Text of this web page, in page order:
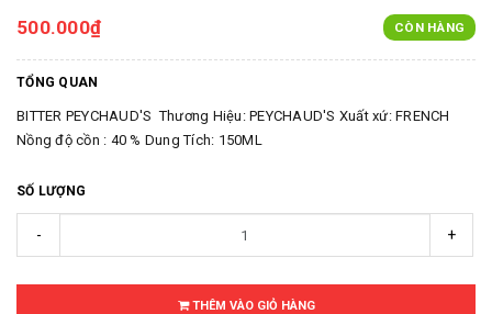
500.000₫ CÒN HÀNG
TỔNG QUAN
BITTER PEYCHAUD'S Thương Hiệu: PEYCHAUD'S Xuất xứ: FRENCH
Nồng độ cồn : 40 % Dung Tích: 150ML
SỐ LƯỢNG
- +
THÊM VÀO GIỎ HÀNG